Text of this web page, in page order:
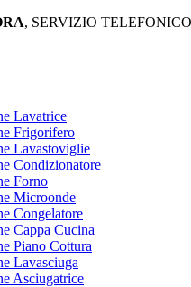
, SERVIZIO
Lavatrice
Frigorifero
Lavastoviglie
Condizionatore
Forno
Microonde
Congelatore
Cappa Cucina
Piano Cottura
Lavasciuga
Asciugatrice